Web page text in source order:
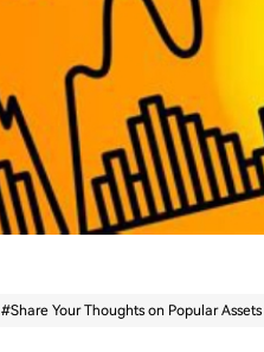
#Share Your Thoughts on Popular